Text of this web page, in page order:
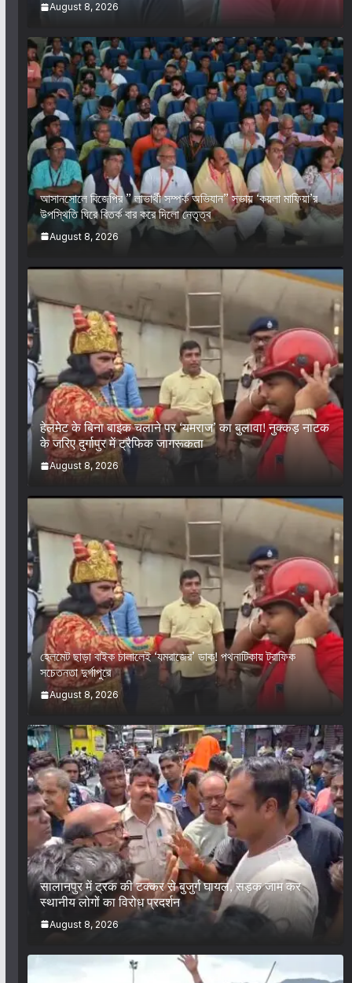
August 8, 2026
আসানসোলে বিজেপির ” লাভার্থী সম্পর্ক অভিযান” সভায় ‘কয়লা মাফিয়া’র
উপস্থিতি ঘিরে বিতর্ক বার করে দিলো নেতৃত্ব
August 8, 2026
हेलमेट के बिना बाइक चलाने पर ‘यमराज’ का बुलावा! नुक्कड़ नाटक
के जरिए दुर्गापुर में ट्रैफिक जागरूकता
August 8, 2026
হেলমেট ছাড়া বাইক চালালেই ‘যমরাজের’ ডাক! পথনাটিকায় ট্রাফিক
সচেতনতা দুর্গাপুরে
August 8, 2026
सालानपुर में ट्रक की टक्कर से बुजुर्ग घायल, सड़क जाम कर
स्थानीय लोगों का विरोध प्रदर्शन
August 8, 2026